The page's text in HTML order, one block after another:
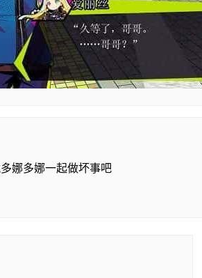
娜多娜一起做坏事吧